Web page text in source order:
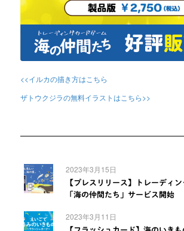
<<イルカの描き方はこちら
ザトウクジラの無料イラストはこちら>>
2023年3月15日
【プレスリリース】トレーディ
「海の仲間たち」サービス開始
2023年3月11日